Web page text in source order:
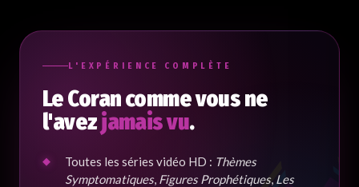
L'EXPÉRIENCE COMPLÈTE
Le Coran comme vous ne
l'avezjamais vu.
Toutes les séries vidéo HD : Thèmes
Symptomatiques, Figures Prophétiques, Les